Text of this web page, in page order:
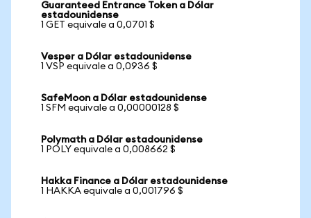
Guaranteed Entrance Token a Dólar
estadounidense
1 GET equivale a 0,0701 $
Vesper a Dólar estadounidense
1 VSP equivale a 0,0936 $
SafeMoon a Dólar estadounidense
1 SFM equivale a 0,00000128 $
Polymath a Dólar estadounidense
1 POLY equivale a 0,008662 $
Hakka Finance a Dólar estadounidense
1 HAKKA equivale a 0,001796 $